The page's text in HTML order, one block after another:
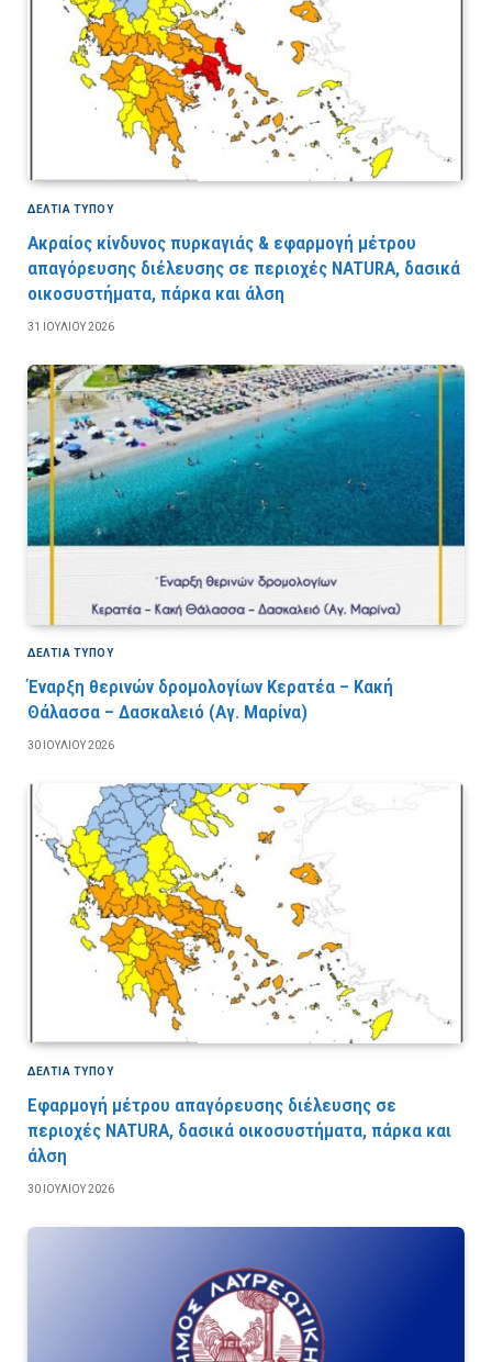
ΔΕΛΤΙΑ ΤΥΠΟΥ
Ακραίος κίνδυνος πυρκαγιάς & εφαρμογή μέτρου
απαγόρευσης διέλευσης σε περιοχές NATURA, δασικά
οικοσυστήματα, πάρκα και άλση
31 ΙΟΥΛΊΟΥ 2026
ΔΕΛΤΙΑ ΤΥΠΟΥ
Έναρξη θερινών δρομολογίων Κερατέα – Κακή
Θάλασσα – Δασκαλειό (Αγ. Μαρίνα)
30 ΙΟΥΛΊΟΥ 2026
ΔΕΛΤΙΑ ΤΥΠΟΥ
Εφαρμογή μέτρου απαγόρευσης διέλευσης σε
περιοχές NATURA, δασικά οικοσυστήματα, πάρκα και
άλση
30 ΙΟΥΛΊΟΥ 2026